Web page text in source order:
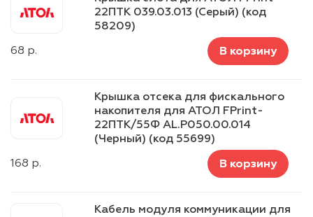
22ПТК 039.03.013 (Серый) (код
58209)
68 р. В корзину
Крышка отсека для фискального
накопителя для АТОЛ FPrint-
22ПТK/55Ф AL.P050.00.014
(Черный) (код 55699)
168 р. В корзину
Кабель модуля коммуникации для